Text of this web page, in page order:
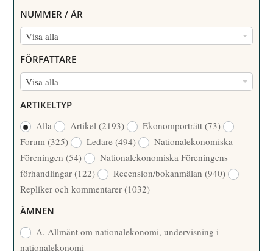
NUMMER / ÅR
Visa alla
N
M
M
/
Å
R
FÖRFATTARE
Visa alla
R
F
A
T
T
A
R
ARTIKELTYP
Alla
Artikel(2193) Ekonomporträtt(73)
Forum(325) Ledare(494)
Nationalekonomiska
Föreningen(54)
Nationalekonomiska Föreningens
förhandlingar(122) Recension/bokanmälan(940)
Repliker och kommentarer(1032)
ÄMNEN
A. Allmänt om nationalekonomi, undervisning i
nationalekonomi